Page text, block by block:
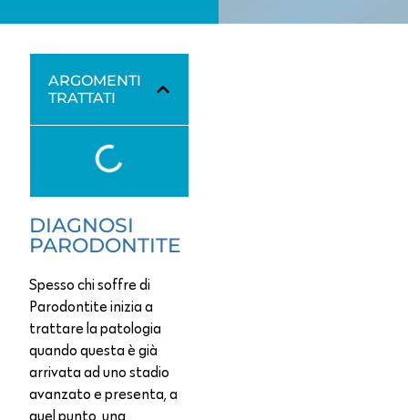
ARGOMENTI
TRATTATI
DIAGNOSI
PARODONTITE
Spesso chi soffre di
Parodontite inizia a
trattare la patologia
quando questa è già
arrivata ad uno stadio
avanzato e presenta, a
quel punto, una